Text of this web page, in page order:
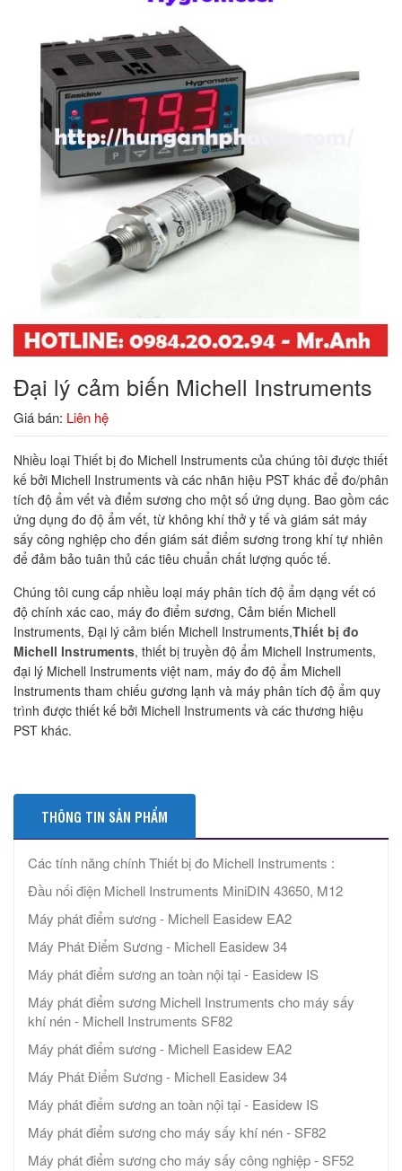
Đại lý cảm biến Michell Instruments
Giá bán: Liên hệ
Nhiều loại Thiết bị đo Michell Instruments của chúng tôi được thiết
kế bởi Michell Instruments và các nhãn hiệu PST khác để đo/phân
tích độ ẩm vết và điểm sương cho một số ứng dụng. Bao gồm các
ứng dụng đo độ ẩm vết, từ không khí thở y tế và giám sát máy
sấy công nghiệp cho đến giám sát điểm sương trong khí tự nhiên
để đảm bảo tuân thủ các tiêu chuẩn chất lượng quốc tế.
Chúng tôi cung cấp nhiều loại máy phân tích độ ẩm dạng vết có
độ chính xác cao, máy đo điểm sương, Cảm biến Michell
Instruments, Đại lý cảm biến Michell Instruments,Thiết bị đo
Michell Instruments, thiết bị truyền độ ẩm Michell Instruments,
đại lý Michell Instruments việt nam, máy đo độ ẩm Michell
Instruments tham chiếu gương lạnh và máy phân tích độ ẩm quy
trình được thiết kế bởi Michell Instruments và các thương hiệu
PST khác.
THÔNG TIN SẢN PHẨM
Các tính năng chính Thiết bị đo Michell Instruments :
Đầu nối điện Michell Instruments MiniDIN 43650, M12
Máy phát điểm sương - Michell Easidew EA2
Máy Phát Điểm Sương - Michell Easidew 34
Máy phát điểm sương an toàn nội tại - Easidew IS
Máy phát điểm sương Michell Instruments cho máy sấy
khí nén - Michell Instruments SF82
Máy phát điểm sương - Michell Easidew EA2
Máy Phát Điểm Sương - Michell Easidew 34
Máy phát điểm sương an toàn nội tại - Easidew IS
Máy phát điểm sương cho máy sấy khí nén - SF82
Máy phát điểm sương cho máy sấy công nghiệp - SF52